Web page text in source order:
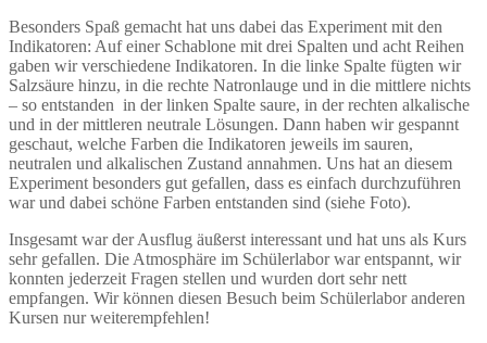
Besonders Spaß gemacht hat uns dabei das Experiment mit den
Indikatoren: Auf einer Schablone mit drei Spalten und acht Reihen
gaben wir verschiedene Indikatoren. In die linke Spalte fügten wir
Salzsäure hinzu, in die rechte Natronlauge und in die mittlere nichts
– so entstanden in der linken Spalte saure, in der rechten alkalische
und in der mittleren neutrale Lösungen. Dann haben wir gespannt
geschaut, welche Farben die Indikatoren jeweils im sauren,
neutralen und alkalischen Zustand annahmen. Uns hat an diesem
Experiment besonders gut gefallen, dass es einfach durchzuführen
war und dabei schöne Farben entstanden sind (siehe Foto).
Insgesamt war der Ausflug äußerst interessant und hat uns als Kurs
sehr gefallen. Die Atmosphäre im Schülerlabor war entspannt, wir
konnten jederzeit Fragen stellen und wurden dort sehr nett
empfangen. Wir können diesen Besuch beim Schülerlabor anderen
Kursen nur weiterempfehlen!